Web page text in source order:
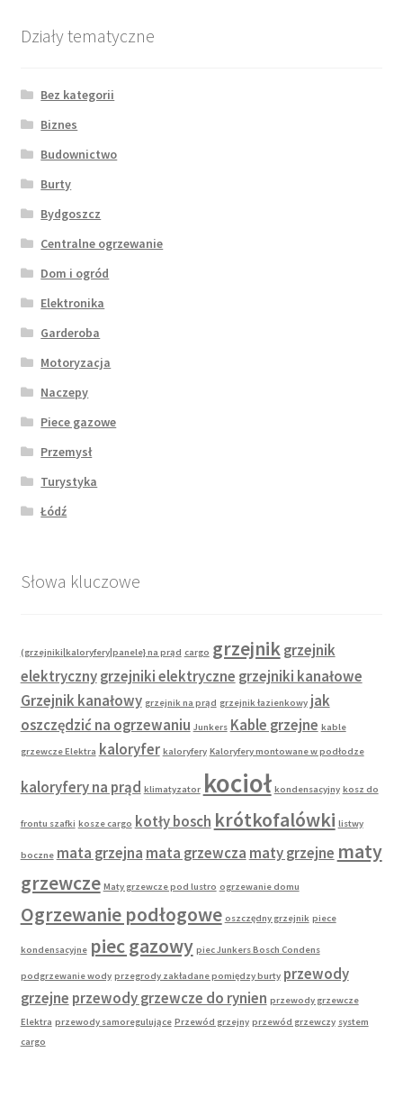
Działy tematyczne
Bez kategorii
Biznes
Budownictwo
Burty
Bydgoszcz
Centralne ogrzewanie
Dom i ogród
Elektronika
Garderoba
Motoryzacja
Naczepy
Piece gazowe
Przemysł
Turystyka
Łódź
Słowa kluczowe
(grzejniki|kaloryfery|panele} na prąd cargo grzejnik grzejnik
elektryczny grzejniki elektryczne grzejniki kanałowe
Grzejnik kanałowy grzejnik na prąd grzejnik łazienkowy jak
oszczędzić na ogrzewaniu Junkers Kable grzejne kable
grzewcze Elektra kaloryfer kaloryfery Kaloryfery montowane w podłodze
kaloryfery na prąd klimatyzator kocioł kondensacyjny kosz do
frontu szafki kosze cargo kotły bosch krótkofalówki listwy
boczne mata grzejna mata grzewcza maty grzejne maty
grzewcze Maty grzewcze pod lustro ogrzewanie domu
Ogrzewanie podłogowe oszczędny grzejnik piece
kondensacyjne piec gazowy piec Junkers Bosch Condens
podgrzewanie wody przegrody zakładane pomiędzy burty przewody
grzejne przewody grzewcze do rynien przewody grzewcze
Elektra przewody samoregulujące Przewód grzejny przewód grzewczy system
cargo